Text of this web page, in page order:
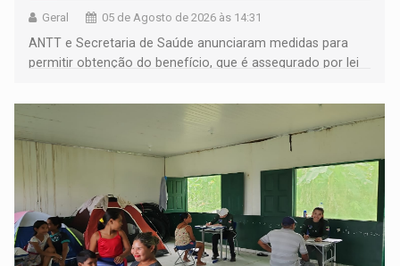
Geral 05 de Agosto de 2026 às 14:31
ANTT e Secretaria de Saúde anunciaram medidas para
permitir obtenção do benefício, que é assegurado por lei